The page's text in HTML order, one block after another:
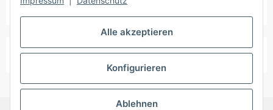
Alle akzeptieren
Konfigurieren
Ablehnen